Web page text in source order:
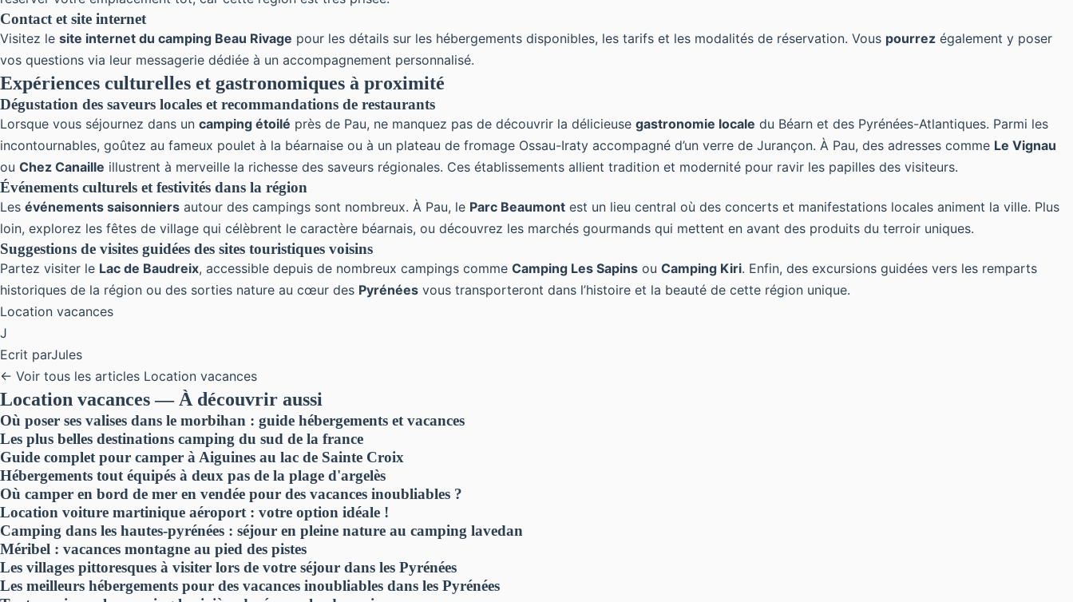
Contact et site internet
Visitez le site internet du camping Beau Rivage pour les détails sur les hébergements disponibles, les tarifs et les modalités de réservation. Vous pourrez également y poser
vos questions via leur messagerie dédiée à un accompagnement personnalisé.
Expériences culturelles et gastronomiques à proximité
Dégustation des saveurs locales et recommandations de restaurants
Lorsque vous séjournez dans un camping étoilé près de Pau, ne manquez pas de découvrir la délicieuse gastronomie locale du Béarn et des Pyrénées-Atlantiques. Parmi les
incontournables, goûtez au fameux poulet à la béarnaise ou à un plateau de fromage Ossau-Iraty accompagné d’un verre de Jurançon. À Pau, des adresses comme Le Vignau
ou Chez Canaille illustrent à merveille la richesse des saveurs régionales. Ces établissements allient tradition et modernité pour ravir les papilles des visiteurs.
Événements culturels et festivités dans la région
Les événements saisonniers autour des campings sont nombreux. À Pau, le Parc Beaumont est un lieu central où des concerts et manifestations locales animent la ville. Plus
loin, explorez les fêtes de village qui célèbrent le caractère béarnais, ou découvrez les marchés gourmands qui mettent en avant des produits du terroir uniques.
Suggestions de visites guidées des sites touristiques voisins
Partez visiter le Lac de Baudreix, accessible depuis de nombreux campings comme Camping Les Sapins ou Camping Kiri. Enfin, des excursions guidées vers les remparts
historiques de la région ou des sorties nature au cœur des Pyrénées vous transporteront dans l’histoire et la beauté de cette région unique.
Location vacances
J
Ecrit parJules
← Voir tous les articles Location vacances
Location vacances — À découvrir aussi
Où poser ses valises dans le morbihan : guide hébergements et vacances
Les plus belles destinations camping du sud de la france
Guide complet pour camper à Aiguines au lac de Sainte Croix
Hébergements tout équipés à deux pas de la plage d'argelès
Où camper en bord de mer en vendée pour des vacances inoubliables ?
Location voiture martinique aéroport : votre option idéale !
Camping dans les hautes-pyrénées : séjour en pleine nature au camping lavedan
Mé­ribel : vacances montagne au pied des pistes
Les villages pittoresques à visiter lors de votre séjour dans les Pyrénées
Les meilleurs hébergements pour des vacances inoubliables dans les Pyrénées